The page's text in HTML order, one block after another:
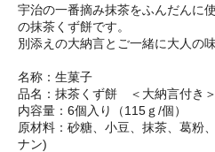
宇治の一番摘み抹茶をふんだんに
の抹茶くず餅です。
別添えの大納言とご一緒に大人の
名称：生菓子
品名：抹茶くず餅 ＜大納言付き＞
内容量：6個入り（115ｇ/個）
原材料：砂糖、小豆、抹茶、葛粉
ナン)